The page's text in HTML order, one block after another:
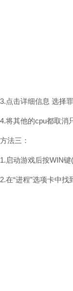
3.点击详细信息 选择
4.将其他的cpu都取消
方法三：
1.启动游戏后按WIN
2.在“进程”选项卡中